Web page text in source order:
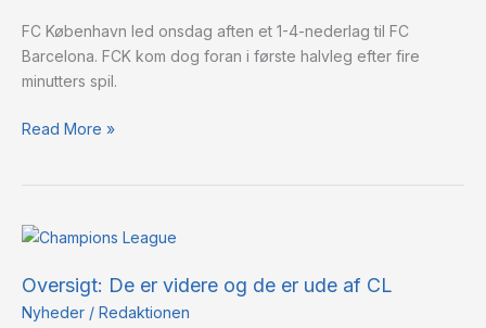
FC København led onsdag aften et 1-4-nederlag til FC
Barcelona. FCK kom dog foran i første halvleg efter fire
minutters spil.
Vi
gav
det
skud
Read More »
Oversigt: De er videre og de er ude af CL
Nyheder / Redaktionen
Oversigt:
er
videre